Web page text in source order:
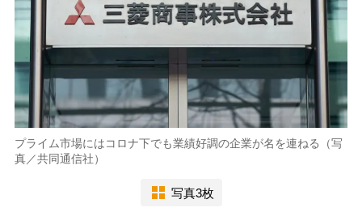
プライム市場にはコロナ下でも業績好調の企業が名を連ねる（写
真／共同通信社）
写真3枚